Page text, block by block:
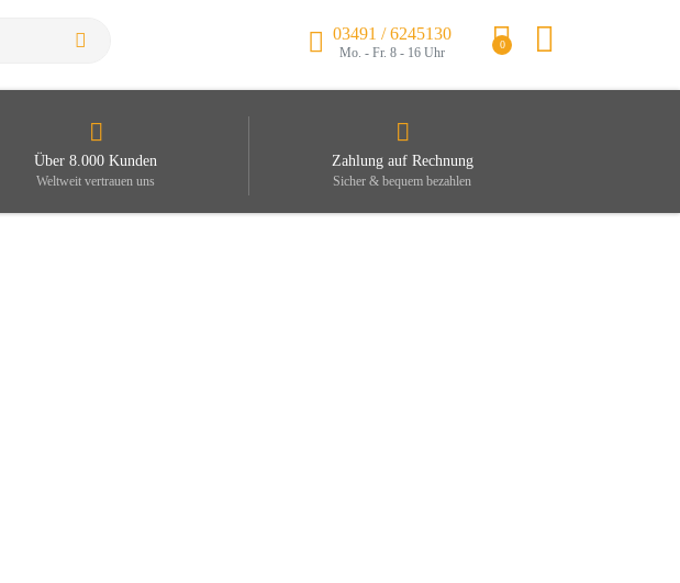
03491 / 6245130
Mo. - Fr. 8 - 16 Uhr
0
Über 8.000 Kunden
Weltweit vertrauen uns
Zahlung auf Rechnung
Sicher & bequem bezahlen